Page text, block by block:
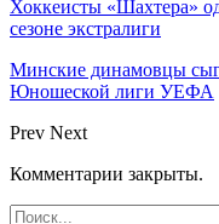
Хоккеисты «Шахтера»
сезоне экстралиги
Минские динамовцы
Юношеской лиги УЕФА
Prev Next
Комментарии закрыты.